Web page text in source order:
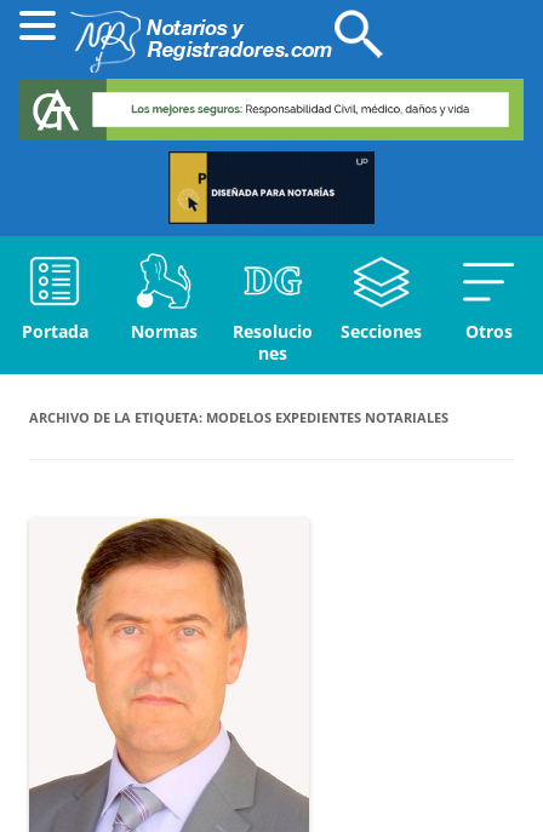
Portada Normas
Resolucio
nes
Secciones Otros
ARCHIVO DE LA ETIQUETA: MODELOS EXPEDIENTES NOTARIALES